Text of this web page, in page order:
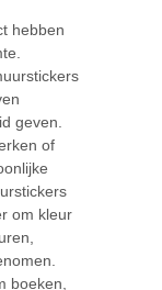
hebben
geven.
of
om kleur
boeken,